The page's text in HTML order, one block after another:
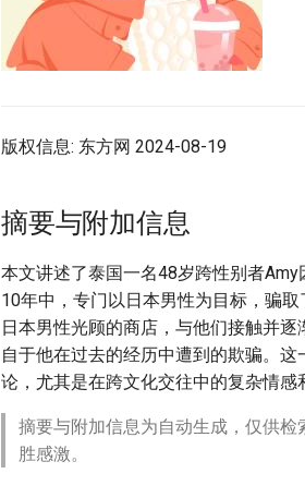
版权信息: 东方网 2024-08-19
摘要与附加信息
本文讲述了泰国一名48岁跨性别者
10年中，专门以日本男性为目标，骗
日本男性光顾的商店，与他们接触并
自于他在过去的经历中遭到的欺骗。
论，尤其是在跨文化交往中的复杂情感
摘要与附加信息为自动生成，仅供
胜感激。